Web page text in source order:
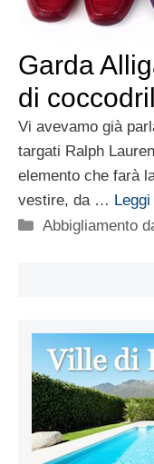
Garda
di
Vi avevamo già
targati Ralph
elemento che farà
vestire, da …
Categorie
Abbigliamento